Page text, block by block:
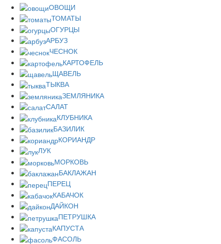
ОВОЩИ
ТОМАТЫ
ОГУРЦЫ
АРБУЗ
ЧЕСНОК
КАРТОФЕЛЬ
ЩАВЕЛЬ
ТЫКВА
ЗЕМЛЯНИКА
САЛАТ
КЛУБНИКА
БАЗИЛИК
КОРИАНДР
ЛУК
МОРКОВЬ
БАКЛАЖАН
ПЕРЕЦ
КАБАЧОК
ДАЙКОН
ПЕТРУШКА
КАПУСТА
ФАСОЛЬ